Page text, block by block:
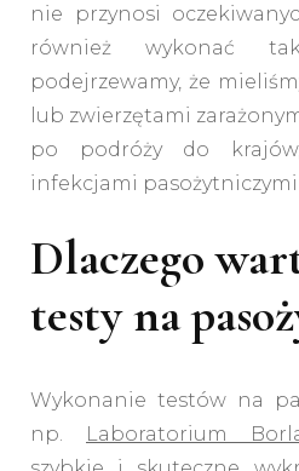
nie przynosi
również wykonać
podejrzewamy, że
lub zwierzętami
po podróży do
infekcjami pasożytniczymi
Dlaczego
testy na
Wykonanie testów na
np.
Laboratorium